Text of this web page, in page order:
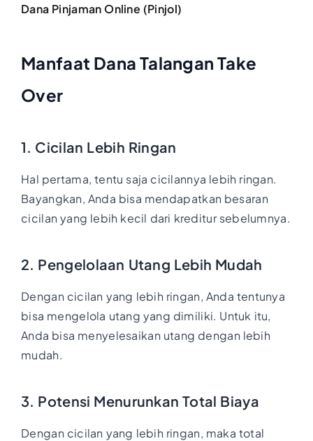
Dana Pinjaman Online (Pinjol)
Manfaat Dana Talangan Take
Over
1. Cicilan Lebih Ringan
Hal pertama, tentu saja cicilannya lebih ringan.
Bayangkan, Anda bisa mendapatkan besaran
cicilan yang lebih kecil dari kreditur sebelumnya.
2. Pengelolaan Utang Lebih Mudah
Dengan cicilan yang lebih ringan, Anda tentunya
bisa mengelola utang yang dimiliki. Untuk itu,
Anda bisa menyelesaikan utang dengan lebih
mudah.
3. Potensi Menurunkan Total Biaya
Dengan cicilan yang lebih ringan, maka total